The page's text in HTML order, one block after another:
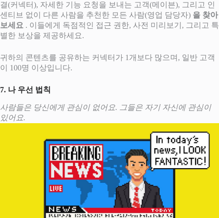
결(커넥터), 자세한 기능 요청을 보내는 고객(메이븐), 그리고 인
센티브 없이 다른 사람을 추천한 모든 사람(영업 담당자) 을 찾아
보세요 . 이들에게 독점적인 접근 권한, 사전 미리보기, 그리고 특
별한 보상을 제공하세요.
귀하의 콘텐츠를 공유하는 커넥터가 1개보다 많으며, 일반 고객
이 100명 이상입니다.
7. 나 우선 법칙
사람들은 당신에게 관심이 없어요. 그들은 자기 자신에 관심이
있어요.